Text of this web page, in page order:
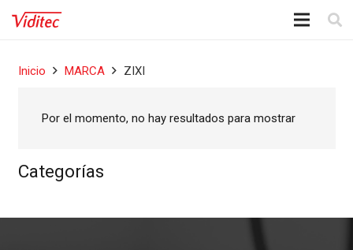
Inicio MARCA ZIXI
Por el momento, no hay resultados para mostrar
Categorías